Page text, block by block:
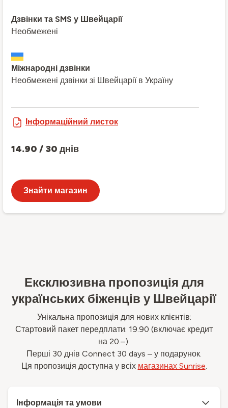
Дзвінки та SMS у Швейцарії
Необмежені
Міжнародні дзвінки
Необмежені дзвінки зі Швейцарії в Україну
Інформаційний листок
14.90 / 30 днів
Знайти магазин
Ексклюзивна пропозиція для
українських біженців у Швейцарії
Унікальна пропозиція для нових клієнтів:
Стартовий пакет передплати: 19.90 (включає кредит
на 20.–).
Перші 30 днів Connect 30 days – у подарунок.
Ця пропозиція доступна у всіх магазинах Sunrise.
Інформація та умови